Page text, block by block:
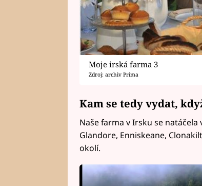
Moje irská farma 3
Zdroj: archiv Prima
Kam se tedy vydat,
Naše farma v Irsku se
Glandore, Enniskeane,
okolí.